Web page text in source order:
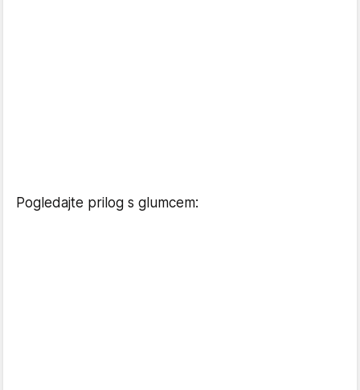
Pogledajte prilog s glumcem: